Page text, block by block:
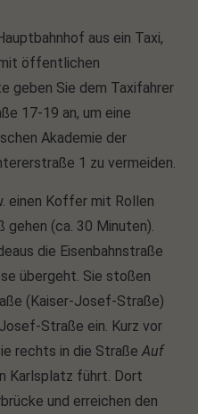
dolor. Aenean massa.
Donec quam felis,
aus ein Taxi,
öffentlichen
geben Sie dem Taxifahrer
17-19 an, um eine
Akademie der
1 zu vermeiden.
einen Koffer mit Rollen
gehen (ca. 30 Minuten).
die Eisenbahnstraße
übergeht. Sie stoßen
(Kaiser-Josef-Straße)
Straße ein. Kurz vor
rechts in die StraßeAuf
Karlsplatz führt. Dort
und erreichen den